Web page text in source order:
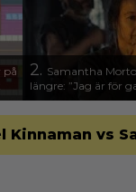
på
2. Samantha
längre: ”Jag är för
Kinnaman vs